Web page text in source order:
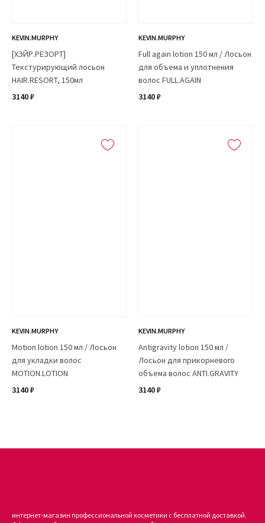
KEVIN.MURPHY
[ХЭЙР.РЕЗОРТ]
Текстурирующий лосьон
HAIR.RESORT, 150мл
3140 ₽
KEVIN.MURPHY
Full again lotion 150 мл / Лосьон
для объема и уплотнения
волос FULL.AGAIN
3140 ₽
KEVIN.MURPHY
Motion lotion 150 мл / Лосьон
для укладки волос
MOTION.LOTION
3140 ₽
KEVIN.MURPHY
Antigravity lotion 150 мл /
Лосьон для прикорневого
объема волос ANTI.GRAVITY
3140 ₽
интернет-магазин профессиональной косметики с бесплатной доставкой.